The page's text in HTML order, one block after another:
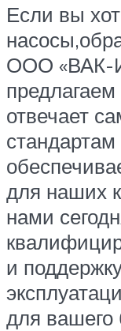
Если вы
ООО
отвечает
стандартам
для наших
нами
и
для вашего